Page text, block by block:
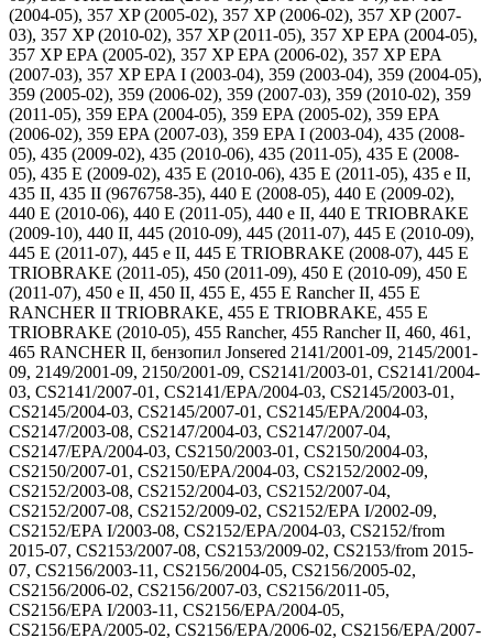
(2004-05), 357 XP (2005-02), 357 XP (2006-02), 357 XP (2007-
03), 357 XP (2010-02), 357 XP (2011-05), 357 XP EPA (2004-05),
357 XP EPA (2005-02), 357 XP EPA (2006-02), 357 XP EPA
(2007-03), 357 XP EPA I (2003-04), 359 (2003-04), 359 (2004-05),
359 (2005-02), 359 (2006-02), 359 (2007-03), 359 (2010-02), 359
(2011-05), 359 EPA (2004-05), 359 EPA (2005-02), 359 EPA
(2006-02), 359 EPA (2007-03), 359 EPA I (2003-04), 435 (2008-
05), 435 (2009-02), 435 (2010-06), 435 (2011-05), 435 E (2008-
05), 435 E (2009-02), 435 E (2010-06), 435 E (2011-05), 435 e II,
435 II, 435 II (9676758-35), 440 E (2008-05), 440 E (2009-02),
440 E (2010-06), 440 E (2011-05), 440 e II, 440 E TRIOBRAKE
(2009-10), 440 II, 445 (2010-09), 445 (2011-07), 445 E (2010-09),
445 E (2011-07), 445 e II, 445 E TRIOBRAKE (2008-07), 445 E
TRIOBRAKE (2011-05), 450 (2011-09), 450 E (2010-09), 450 E
(2011-07), 450 e II, 450 II, 455 E, 455 E Rancher II, 455 E
RANCHER II TRIOBRAKE, 455 E TRIOBRAKE, 455 E
TRIOBRAKE (2010-05), 455 Rancher, 455 Rancher II, 460, 461,
465 RANCHER II, бензопил Jonsered 2141/2001-09, 2145/2001-
09, 2149/2001-09, 2150/2001-09, CS2141/2003-01, CS2141/2004-
03, CS2141/2007-01, CS2141/EPA/2004-03, CS2145/2003-01,
CS2145/2004-03, CS2145/2007-01, CS2145/EPA/2004-03,
CS2147/2003-08, CS2147/2004-03, CS2147/2007-04,
CS2147/EPA/2004-03, CS2150/2003-01, CS2150/2004-03,
CS2150/2007-01, CS2150/EPA/2004-03, CS2152/2002-09,
CS2152/2003-08, CS2152/2004-03, CS2152/2007-04,
CS2152/2007-08, CS2152/2009-02, CS2152/EPA I/2002-09,
CS2152/EPA I/2003-08, CS2152/EPA/2004-03, CS2152/from
2015-07, CS2153/2007-08, CS2153/2009-02, CS2153/from 2015-
07, CS2156/2003-11, CS2156/2004-05, CS2156/2005-02,
CS2156/2006-02, CS2156/2007-03, CS2156/2011-05,
CS2156/EPA I/2003-11, CS2156/EPA/2004-05,
CS2156/EPA/2005-02, CS2156/EPA/2006-02, CS2156/EPA/2007-